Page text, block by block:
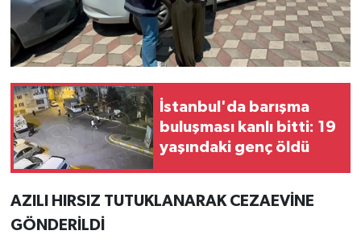
İstanbul'da barışma
buluşması kanlı bitti: 19
yaşındaki genç öldü
AZILI HIRSIZ TUTUKLANARAK CEZAEVİNE
GÖNDERİLDİ